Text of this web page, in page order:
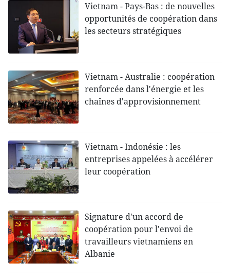
Vietnam - Pays-Bas : de nouvelles
opportunités de coopération dans
les secteurs stratégiques
Vietnam - Australie : coopération
renforcée dans l'énergie et les
chaînes d'approvisionnement
Vietnam - Indonésie : les
entreprises appelées à accélérer
leur coopération
Signature d'un accord de
coopération pour l'envoi de
travailleurs vietnamiens en
Albanie